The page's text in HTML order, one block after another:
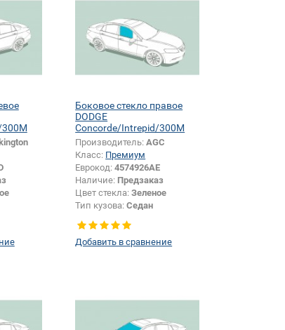
стекло
Боковое стекло правое
DODGE
Concorde/Intrepid/300M
Производитель:AGC
Класс: Премиум
Еврокод:4574926AE
Наличие: Предзаказ
Цвет стекла:Зеленое
Тип кузова:Седан
Тип стекла:Боковое стекло
правое
Добавить в сравнение